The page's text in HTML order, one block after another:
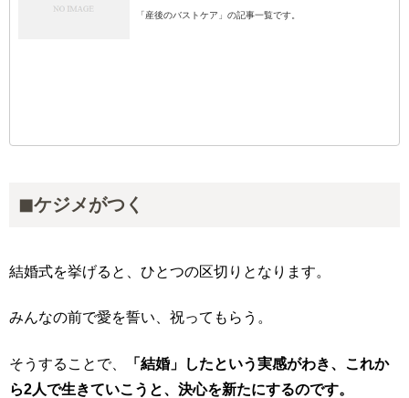
「産後のバストケア」の記事一覧です。
◼︎ケジメがつく
結婚式を挙げると、ひとつの区切りとなります。
みんなの前で愛を誓い、祝ってもらう。
そうすることで、
「結婚」したという実感がわき、これか
ら2人で生きていこうと、決心を新たにするのです。